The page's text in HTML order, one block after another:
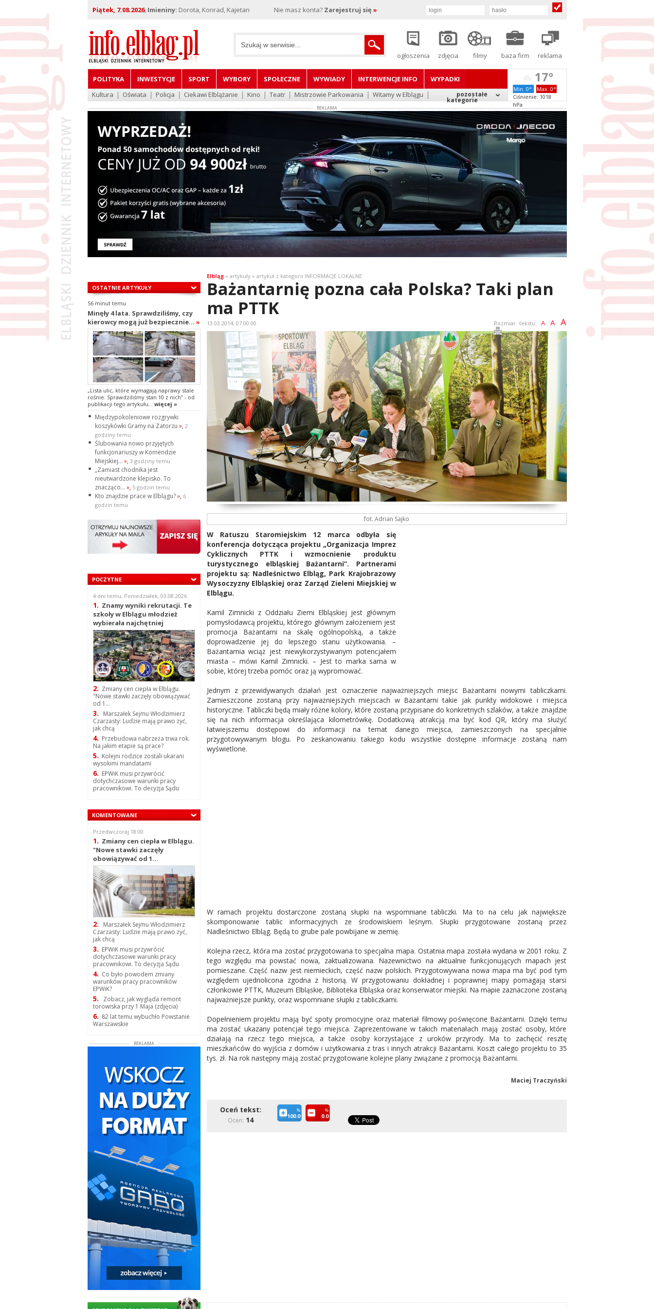
Piątek, 7.08.2026, Imieniny: Dorota, Konrad, Kajetan Nie masz konta? Zarejestruj się »
ogłoszenia zdjęcia filmy baza firm reklama
POLITYKA INWESTYCJE SPORT WYBORY SPOŁECZNE WYWIADY INTERWENCJE INFO
WYPADKI
Kultura
Oświata Policja Ciekawi Elblążanie Kino Teatr Mistrzowie Parkowania Witamy w Elblągu pozostałe
kategorie
17°
Min. 0°
Max. 0°
Ciśnienie: 1018
hPa
REKLAMA
OSTATNIE ARTYKUŁY
56 minut temu
Minęły 4 lata. Sprawdziliśmy, czy
kierowcy mogą już bezpiecznie... »
„Lista ulic, które wymagają naprawy stale
rośnie. Sprawdziliśmy stan 10 z nich” - od
publikacji tego artykułu... więcej »
Międzypokoleniowe rozgrywki
koszykówki Gramy na Zatorzu », 2
godziny temu
Ślubowania nowo przyjętych
funkcjonariuszy w Komendzie
Miejskiej... », 3 godziny temu
„Zamiast chodnika jest
nieutwardzone klepisko. To
znacząco... », 5 godzin temu
Kto znajdzie prace w Elblągu?», 6
godzin temu
POCZYTNE
4 dni temu, Poniedziałek, 03.08.2026
1. Znamy wyniki rekrutacji. Te
szkoły w Elblągu młodzież
wybierała najchętniej
2. Zmiany cen ciepła w Elblągu.
"Nowe stawki zaczęły obowiązywać
od 1...
3.
Marszałek Sejmu Włodzimierz
Czarzasty: Ludzie mają prawo żyć,
jak chcą
4. Przebudowa nabrzeża trwa rok.
Na jakim etapie są prace?
5. Kolejni rodzice zostali ukarani
wysokimi mandatami
6. EPWiK musi przywrócić
dotychczasowe warunki pracy
pracownikowi. To decyzja Sądu
KOMENTOWANE
Przedwczoraj 18:00
1. Zmiany cen ciepła w Elblągu.
"Nowe stawki zaczęły
obowiązywać od 1...
2.
Marszałek Sejmu Włodzimierz
Czarzasty: Ludzie mają prawo żyć,
jak chcą
3. EPWiK musi przywrócić
dotychczasowe warunki pracy
pracownikowi. To decyzja Sądu
4. Co było powodem zmiany
warunków pracy pracowników
EPWiK?
5.
Zobacz, jak wygląda remont
torowiska przy 1 Maja (zdjęcia)
6. 82 lat temu wybuchło Powstanie
Warszawskie
REKLAMA
Elbląg» artykuły » artykuł z kategorii INFORMACJE LOKALNE
Bażantarnię pozna cała Polska? Taki plan
ma PTTK
13.03.2014, 07:00:00 Rozmiar tekstu: A A A
fot. Adrian Sajko
W Ratuszu Staromiejskim 12 marca odbyła się
konferencja dotycząca projektu „Organizacja Imprez
Cyklicznych PTTK i wzmocnienie produktu
turystycznego elbląskiej Bażantarni”. Partnerami
projektu są: Nadleśnictwo Elbląg, Park Krajobrazowy
Wysoczyzny Elbląskiej oraz Zarząd Zieleni Miejskiej w
Elblągu.
Kamil Zimnicki z Oddziału Ziemi Elbląskiej jest głównym
pomysłodawcą projektu, którego głównym założeniem jest
promocja Bażantarni na skalę ogólnopolską, a także
doprowadzenie jej do lepszego stanu użytkowania. –
Bażantarnia wciąż jest niewykorzystywanym potencjałem
miasta – mówi Kamil Zimnicki. – Jest to marka sama w
sobie, której trzeba pomóc oraz ją wypromować.
Jednym z przewidywanych działań jest oznaczenie najważniejszych miejsc Bażantarni nowymi tabliczkami.
Zamieszczone zostaną przy najważniejszych miejscach w Bażantarni takie jak punkty widokowe i miejsca
historyczne. Tabliczki będą miały różne kolory, które zostaną przypisane do konkretnych szlaków, a także znajdzie
się na nich informacja określająca kilometrówkę. Dodatkową atrakcją ma być kod QR, który ma służyć
łatwiejszemu dostępowi do informacji na temat danego miejsca, zamieszczonych na specjalnie
przygotowywanym blogu. Po zeskanowaniu takiego kodu wszystkie dostępne informacje zostaną nam
wyświetlone.
W ramach projektu dostarczone zostaną słupki na wspomniane tabliczki. Ma to na celu jak największe
skomponowanie tablic informacyjnych ze środowiskiem leśnym. Słupki przygotowane zostaną przez
Nadleśnictwo Elbląg. Będą to grube pale powbijane w ziemię.
Kolejna rzecz, która ma zostać przygotowana to specjalna mapa. Ostatnia mapa została wydana w 2001 roku. Z
tego względu ma powstać nowa, zaktualizowana. Nazewnictwo na aktualnie funkcjonujących mapach jest
pomieszane. Część nazw jest niemieckich, część nazw polskich. Przygotowywana nowa mapa ma być pod tym
względem ujednolicona zgodna z historią. W przygotowaniu dokładnej i poprawnej mapy pomagają starsi
członkowie PTTK, Muzeum Elbląskie, Biblioteka Elbląska oraz konserwator miejski. Na mapie zaznaczone zostaną
najważniejsze punkty, oraz wspomniane słupki z tabliczkami.
Dopełnieniem projektu mają być spoty promocyjne oraz materiał filmowy poświęcone Bażantarni. Dzięki temu
ma zostać ukazany potencjał tego miejsca. Zaprezentowane w takich materiałach mają zostać osoby, które
działają na rzecz tego miejsca, a także osoby korzystające z uroków przyrody. Ma to zachęcić resztę
mieszkańców do wyjścia z domów i użytkowania z tras i innych atrakcji Bażantarni. Koszt całego projektu to 35
tys. zł. Na rok następny mają zostać przygotowane kolejne plany związane z promocją Bażantarni.
Maciej Traczyński
Oceń tekst:
Ocen: 14
%
100.0
%
0.0